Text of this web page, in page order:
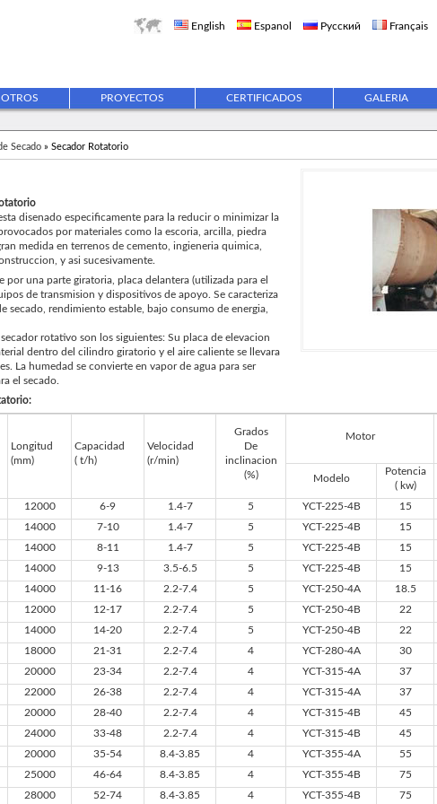
English Espanol Русский Français
PROYECTOS CERTIFICADOS GALERIA
Secado » Secador Rotatorio
disenado especificamente para la reducir o minimizar la
por materiales como la escoria, arcilla, piedra
medida en terrenos de cemento, ingieneria quimica,
y asi sucesivamente.
una parte giratoria, placa delantera (utilizada para el
de transmision y dispositivos de apoyo. Se caracteriza
secado, rendimiento estable, bajo consumo de energia,
rotativo son los siguientes: Su placa de elevacion
dentro del cilindro giratorio y el aire caliente se llevara
La humedad se convierte en vapor de agua para ser
el secado.
Longitud
(mm)
Capacidad
( t/h)
Velocidad
(r/min)
Grados
De
inclinacion
(%)
Motor
Modelo
Potencia
( kw)
12000 6-9 1.4-7 5 YCT-225-4B 15
14000 7-10 1.4-7 5 YCT-225-4B 15
14000 8-11 1.4-7 5 YCT-225-4B 15
14000 9-13 3.5-6.5 5 YCT-225-4B 15
14000 11-16 2.2-7.4 5 YCT-250-4A 18.5
12000 12-17 2.2-7.4 5 YCT-250-4B 22
14000 14-20 2.2-7.4 5 YCT-250-4B 22
18000 21-31 2.2-7.4 4 YCT-280-4A 30
20000 23-34 2.2-7.4 4 YCT-315-4A 37
22000 26-38 2.2-7.4 4 YCT-315-4A 37
20000 28-40 2.2-7.4 4 YCT-315-4B 45
24000 33-48 2.2-7.4 4 YCT-315-4B 45
20000 35-54 8.4-3.85 4 YCT-355-4A 55
25000 46-64 8.4-3.85 4 YCT-355-4B 75
28000 52-74 8.4-3.85 4 YCT-355-4B 75